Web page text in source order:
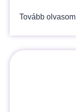
Tovább olvasom